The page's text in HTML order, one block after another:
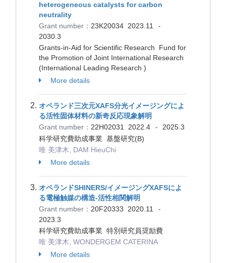
heterogeneous catalysts for carbon
neutrality
Grant number： 23K20034 2023.11 -
2030.3
Grants-in-Aid for Scientific Research Fund for
the Promotion of Joint International Research
(International Leading Research )
More details
オペランド三次元XAFS分光イメージングによ
る活性固体材料の新奇反応現象解明
Grant number： 22H02031 2022.4 -
2025.3
科学研究費助成事業 基盤研究(B)
唯 美津木, DAM HieuChi
More details
オペランドSHINERS/イメージングXAFSによ
る電極触媒の構造-活性相関解明
Grant number： 20F20333 2020.11 -
2023.3
科学研究費助成事業 特別研究員奨励費
唯 美津木, WONDERGEM CATERINA
More details